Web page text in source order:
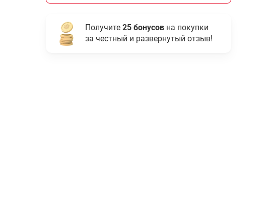
Получите 25 бонусов на покупки
за честный и развернутый отзыв!